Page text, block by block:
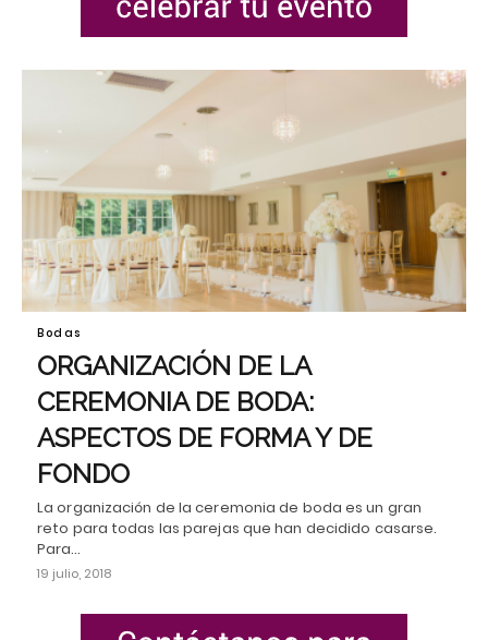
Bodas
ORGANIZACIÓN DE LA
CEREMONIA DE BODA:
ASPECTOS DE FORMA Y DE
FONDO
La organización de la ceremonia de boda es un gran
reto para todas las parejas que han decidido casarse.
Para…
19 julio, 2018